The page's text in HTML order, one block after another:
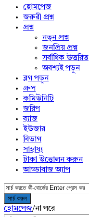
menu
হোমপেজ
জরুরী প্রশ্ন
প্রশ্ন
নতুন প্রশ্ন
জনপ্রিয় প্রশ্ন
সর্বাধিক উত্তরিত
অবশ্যই পড়ুন
ব্লগ পড়ুন
গ্রুপ
কমিউনিটি
জরিপ
ব্যাজ
ইউজার
বিভাগ
সাহায্য
টাকা উত্তোলন করুন
আড্ডাবাজ অ্যাপ
হোমপেজ/না পরে